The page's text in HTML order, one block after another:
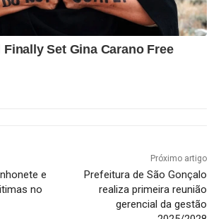
Set Gina Carano Free
e
no
Próximo artigo
Prefeitura de São Gonçalo
realiza primeira reunião
gerencial da gestão